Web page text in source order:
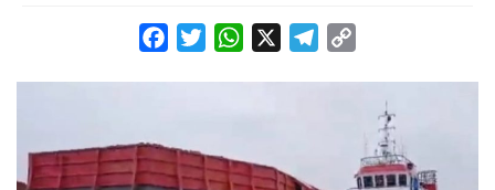
FacebookTwitterWhatsApp Telegram